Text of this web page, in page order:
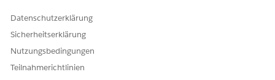
Lesen Sie diese wichtigen Regeln, bevor Sie ein Abonnement-
Enddatum anpassen.
Abonnements, die Steigerungsgeschäfte oder
nutzungsbasierte Produkte enthalten, nicht ändern.
Datenschutzerklärung
Sicherheitserklärung
Nutzungsbedingungen
Teilnahmerichtlinien